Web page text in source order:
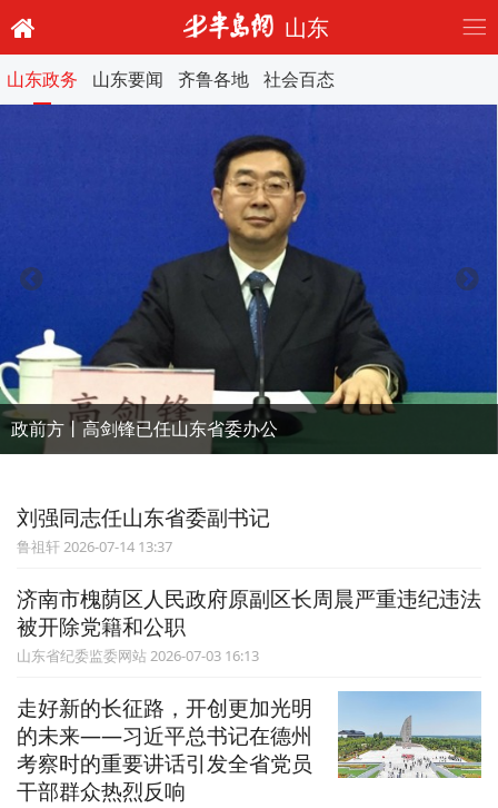
山东
山东政务 山东要闻 齐鲁各地 社会百态
政前方丨高剑锋已任山东省委办公
刘强同志任山东省委副书记
鲁祖轩 2026-07-14 13:37
济南市槐荫区人民政府原副区长周晨严重违纪违法
被开除党籍和公职
山东省纪委监委网站 2026-07-03 16:13
走好新的长征路，开创更加光明
的未来——习近平总书记在德州
考察时的重要讲话引发全省党员
干部群众热烈反响